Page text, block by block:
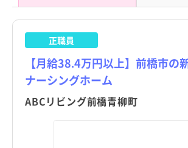
正職員
【月給38.4万円以上】前橋市の
ナーシングホーム
ABCリビング前橋青柳町